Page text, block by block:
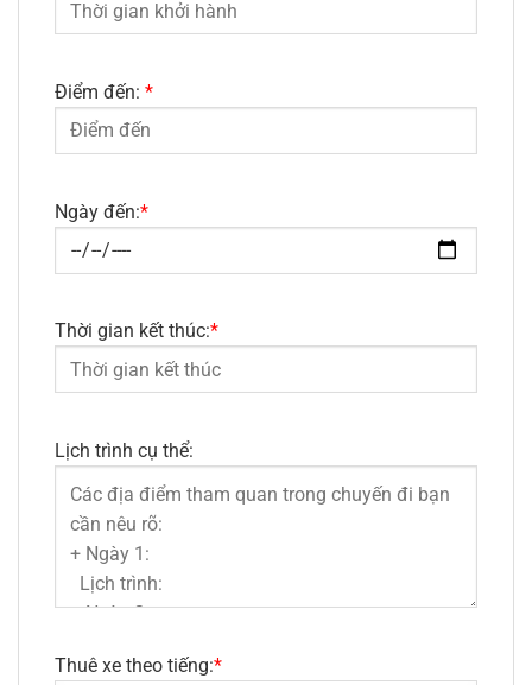
Điểm đến: *
Ngày đến:*
Thời gian kết thúc:*
Lịch trình cụ thể:
Thuê xe theo tiếng:*